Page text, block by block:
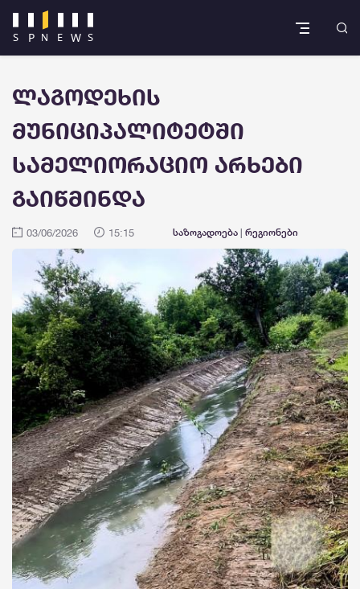
ლაგოდეხის
მუნიციპალიტეტში
სამელიორაციო არხები
გაიწმინდა
03/06/2026 15:15 საზოგადოება | რეგიონები